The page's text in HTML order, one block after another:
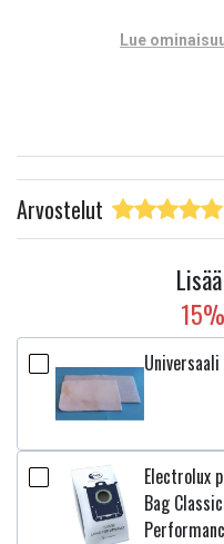
Lue
Arvostelut
Electrolux
Bag